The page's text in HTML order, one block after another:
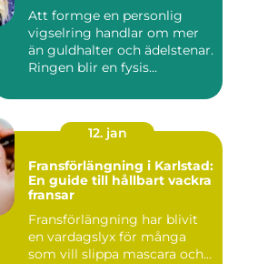
Att formge en personlig
vigselring handlar om mer
än guldhalter och ädelstenar.
Ringen blir en fysis...
12. jan
Fransförlängning i Karlstad:
En guide till hållbart vackra
fransar
Fransförlängning har blivit
en vardagslyx för många
som vill slippa mascara och...